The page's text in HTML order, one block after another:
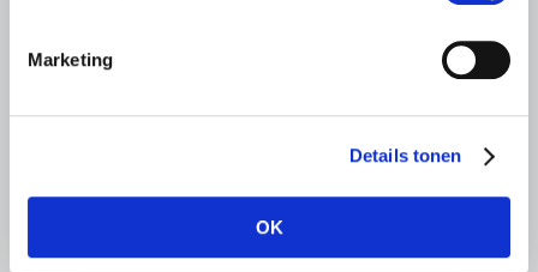
Marketing
Details tonen
OK
Toeleverende én afzetketen aan
sectortafel convenant
De hele agrarische achterban heeft ‘ja’ gezegd tegen het
Convenant Gewasbescherming op hoofdlijnen. Na de